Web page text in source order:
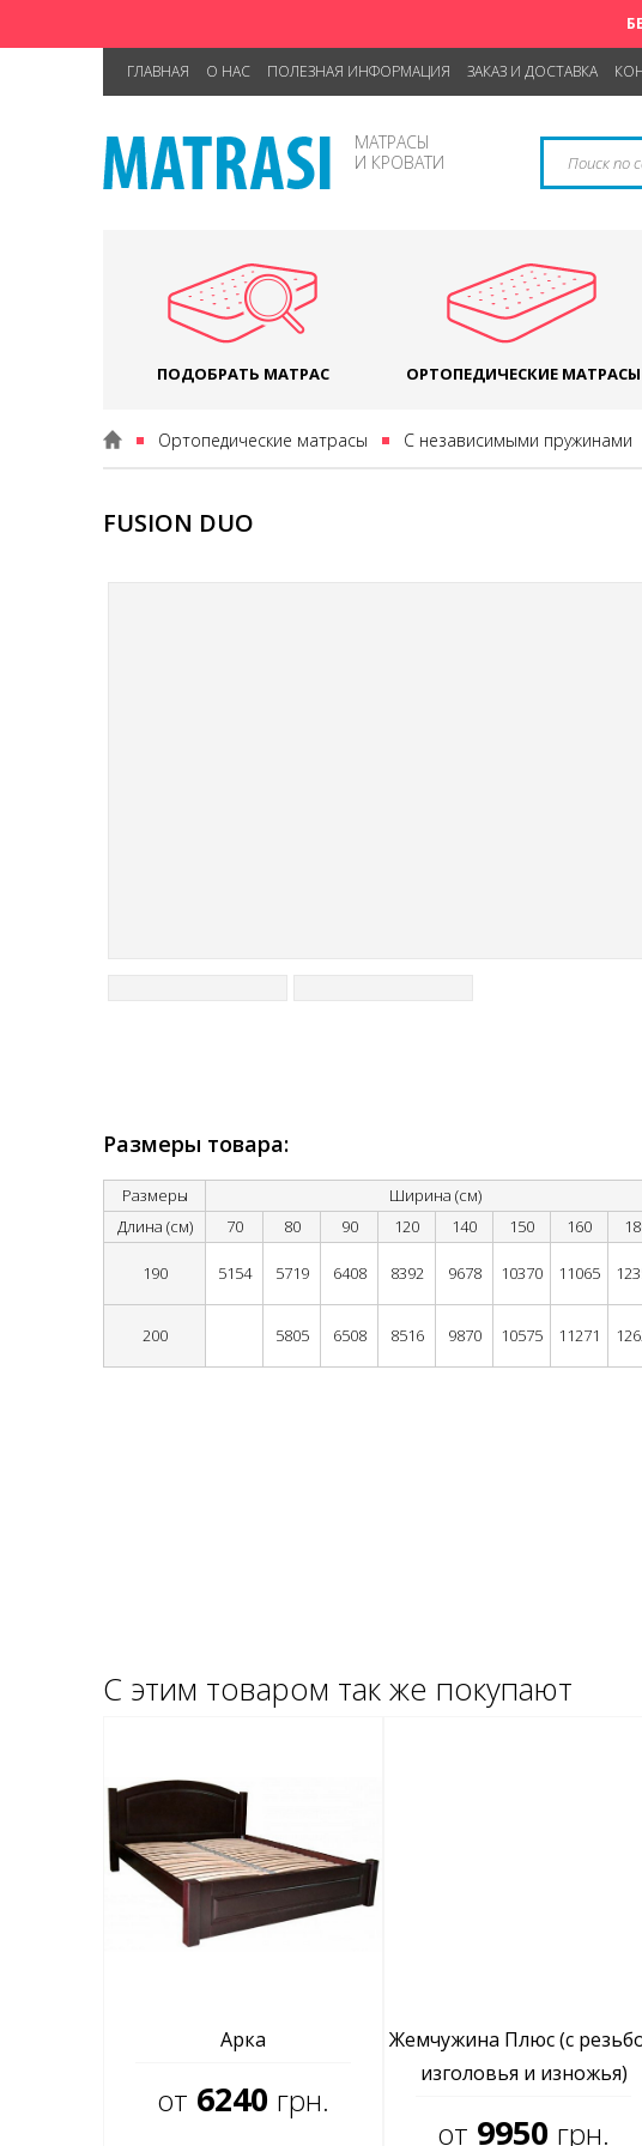
ГЛАВНАЯ О НАС ПОЛЕЗНАЯ ИНФОРМАЦИЯ ЗАКАЗ И ДОСТАВКА
МАТРАСЫ
И КРОВАТИ
ПОДОБРАТЬ МАТРАС ОРТОПЕДИЧЕСКИЕ МАТРАСЫ
Ортопедические матрасы С независимыми пружинами
FUSION DUO
Размеры товара:
Размеры
Ширина (см)
Длина (см)
70 80 90 120 140 150 160
190 5154 5719 6408 8392 9678 10370 11065
200 5805 6508 8516 9870 10575 11271
С этим товаром так же покупают
Арка
от 6240 грн.
Жемчужина Плюс (с
изголовья и изножья)
от 9950 грн.